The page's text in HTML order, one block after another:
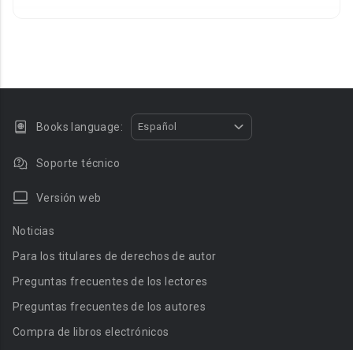
Books language: Español
Soporte técnico
Versión web
Noticias
Para los titulares de derechos de autor
Preguntas frecuentes de los lectores
Preguntas frecuentes de los autores
Compra de libros electrónicos